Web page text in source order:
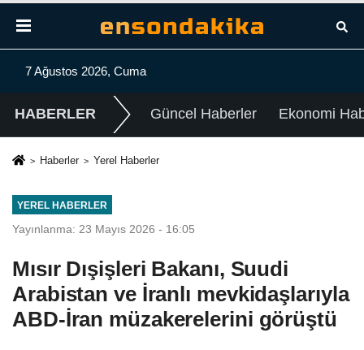
7 Ağustos 2026, Cuma
HABERLER Güncel Haberler Ekonomi
Haberler Yerel Haberler
YEREL HABERLER
Yayınlanma: 23 Mayıs 2026 - 16:05
Mısır Dışişleri Bakanı, Suudi
Arabistan ve İranlı mevkidaşlarıyla
ABD-İran müzakerelerini görüştü